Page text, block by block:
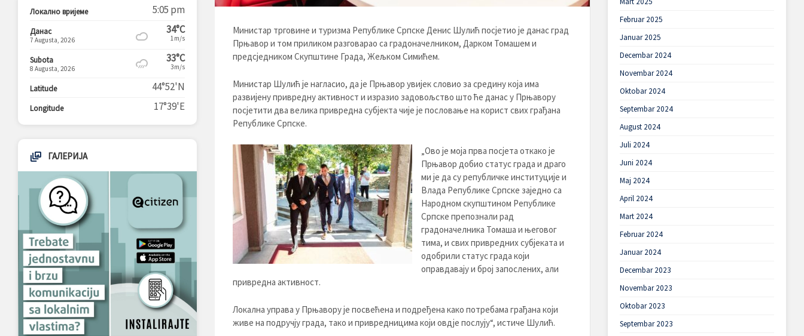
Министар трговине и туризма Републике Српске Денис Шулић посјетио је данас град
Прњавор и том приликом разговарао са градоначелником, Дарком Томашем и
предсједником Скупштине Града, Жељком Симићем.
Министар Шулић је нагласио, да је Прњавор увијек словио за средину која има
развијену привредну активност и изразио задовољство што ће данас у Прњавору
посјетити два велика привредна субјекта чије је пословање на корист свих грађана
Републике Српске.
„Ово је моја прва посјета откако је
Прњавор добио статус града и драго
ми је да су републичке институције и
Влада Републике Српске заједно са
Народном скупштином Републике
Српске препознали рад
градоначелника Томаша и његовог
тима, и свих привредних субјеката и
одобрили статус града који
оправдавају и број запослених, али
привредна активност.
Локална управа у Прњавору је посвећена и подређена како потребама грађана који
живе на подручју града, тако и привредницима који овдје послују“, истиче Шулић.
Локално вријеме 5:05 pm
Данас
7 Augusta, 2026
34°C
1m/s
Subota
8 Augusta, 2026
33°C
3m/s
Latitude 44°52'N
Longitude 17°39'E
ГАЛЕРИЈА
Februar 2025
Januar 2025
Decembar 2024
Novembar 2024
Oktobar 2024
Septembar 2024
August 2024
Juli 2024
Juni 2024
Maj 2024
April 2024
Mart 2024
Februar 2024
Januar 2024
Decembar 2023
Novembar 2023
Oktobar 2023
Septembar 2023